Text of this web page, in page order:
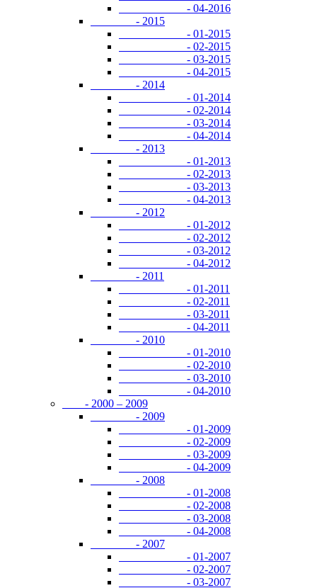
- 04-2016
- 2015
- 01-2015
- 02-2015
- 03-2015
- 04-2015
- 2014
- 01-2014
- 02-2014
- 03-2014
- 04-2014
- 2013
- 01-2013
- 02-2013
- 03-2013
- 04-2013
- 2012
- 01-2012
- 02-2012
- 03-2012
- 04-2012
- 2011
- 01-2011
- 02-2011
- 03-2011
- 04-2011
- 2010
- 01-2010
- 02-2010
- 03-2010
- 04-2010
- 2000 – 2009
- 2009
- 01-2009
- 02-2009
- 03-2009
- 04-2009
- 2008
- 01-2008
- 02-2008
- 03-2008
- 04-2008
- 2007
- 01-2007
- 02-2007
- 03-2007